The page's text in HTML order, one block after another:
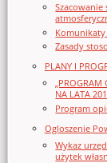
Zasady
PLANY I
„PROGRAM
NA LATA
Program
Ogloszenie
Wykaz
użytek